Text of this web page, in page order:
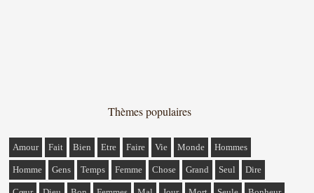
Thèmes populaires
Amour Fait Bien Etre Faire Vie Monde Hommes
Homme Gens Temps Femme Chose Grand Seul Dire